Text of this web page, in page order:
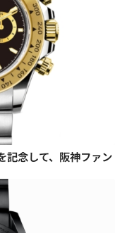
記念して、阪神ファン